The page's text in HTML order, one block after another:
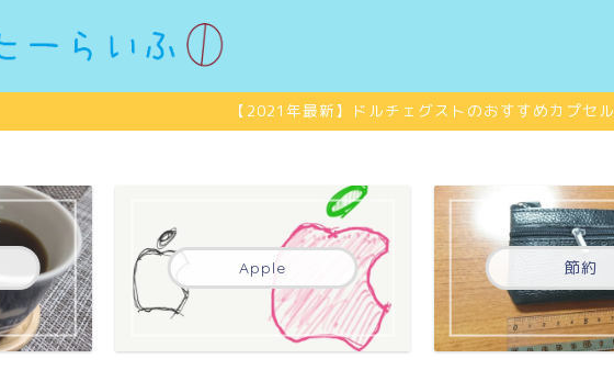
【2021年最新】ドルチェグストのおすすめカプセル
Apple 節約